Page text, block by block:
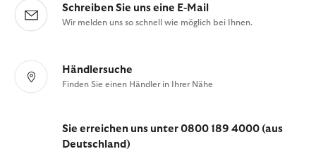
Schreiben Sie uns eine E-Mail
Wir melden uns so schnell wie möglich bei Ihnen.
Händlersuche
Finden Sie einen Händler in Ihrer Nähe
Sie erreichen uns unter 0800 189 4000 (aus
Deutschland)